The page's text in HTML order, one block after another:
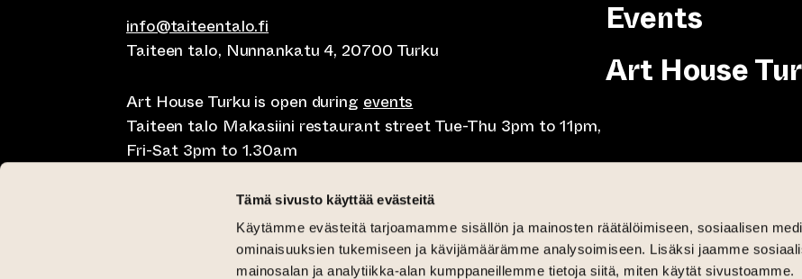
Tämä sivusto käyttää evästeitä
Käytämme evästeitä tarjoamamme sisällön ja mainosten räätälöimiseen, sosiaalisen
ominaisuuksien tukemiseen ja kävijämäärämme analysoimiseen. Lisäksi jaamme
mainosalan ja analytiikka-alan kumppaneillemme tietoja siitä, miten käytät sivustoamme.
info@taiteentalo.fi
Taiteen talo, Nunnankatu 4, 20700 Turku
Art House Turku is open during events
Taiteen talo Makasiini restaurant street Tue-Thu 3pm to 11pm,
Fri-Sat 3pm to 1.30am
Café Elephanten Sun-Mon 10am to 8pm, Tue-Thu 10am to
11pm, Fri-Sat 10am to 1.30am
Restaurant Pegasus Taiteen talo Mon-Fri lunch 10.30-15,
Events
Art House